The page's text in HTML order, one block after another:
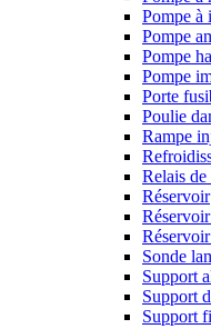
Pompe à
Pompe
Pompe
Pompe
Porte
Poulie
Rampe
Relais
Réservoir
Sonde
Support
Support
Support